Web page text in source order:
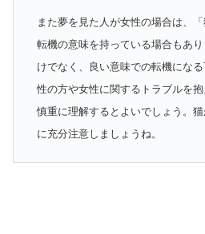
また夢を見た人が女性の場合は、
転機の意味を持っている場合もあ
けでなく、良い意味での転機にな
性の方や女性に関するトラブルを
慎重に理解するとよいでしょう。
に充分注意しましょうね。